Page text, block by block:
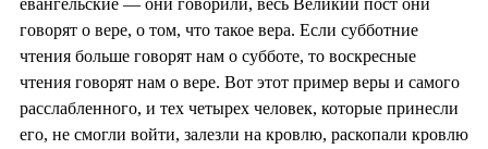
говорят о вере, о том, что такое вера. Если субботние
чтения больше говорят нам о субботе, то воскресные
чтения говорят нам о вере. Вот этот пример веры и самого
расслабленного, и тех четырех человек, которые принесли
его, не смогли войти, залезли на кровлю, раскопали кровлю